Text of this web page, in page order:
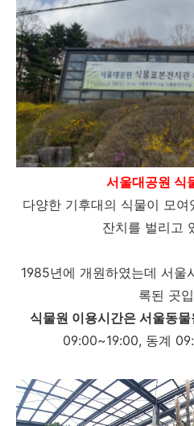
서울대공원 식
다양한 기후대의 식물이 모
잔치를 벌리고
1985년에 개원하였는데 서울
록된 곳
식물원 이용시간은 서울동
09:00~19:00, 동계